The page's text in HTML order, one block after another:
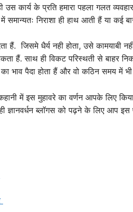
कार्य के प्रति हमारा पहला गलत
निराशा ही हाथ आती हैं या कई
हैं. जिसमे धैर्य नही होता, उसे कामयाबी
हैं. साथ ही विकट परिस्थती से बाहर
भाव पैदा होता हैं और वो कठिन समय में भी
में इस मुहावरे का वर्णन आपके लिए
ब्लॉगस को पढ़ने के लिए आप